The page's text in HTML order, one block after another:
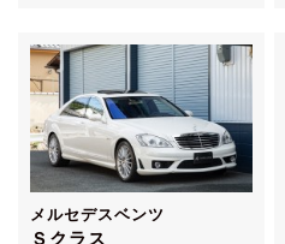
メルセデスベンツ
Ｓクラス